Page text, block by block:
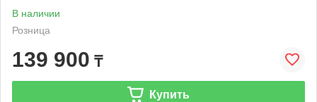
В наличии
Розница
139 900 ₸
Купить